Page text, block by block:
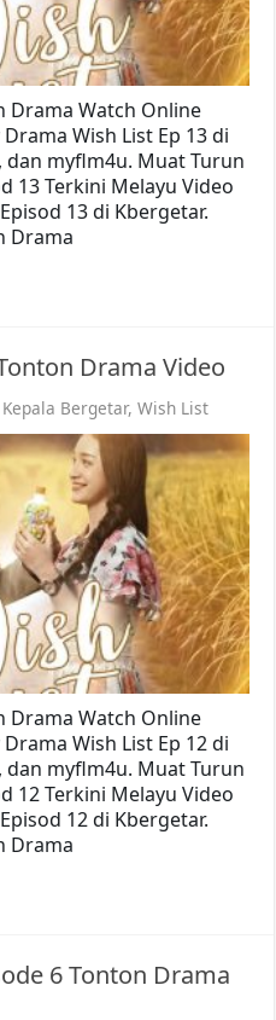
Drama Watch Online
Wish List Ep 13 di
dan myflm4u. Muat Turun
13 Terkini Melayu Video
13 di Kbergetar.
Drama
Drama Video
Kepala Bergetar,Wish List
Drama Watch Online
Wish List Ep 12 di
dan myflm4u. Muat Turun
12 Terkini Melayu Video
12 di Kbergetar.
Drama
6 Tonton Drama